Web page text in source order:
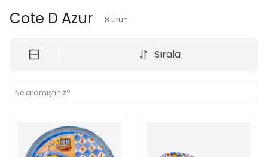
Cote D Azur 8 ürün
Sırala